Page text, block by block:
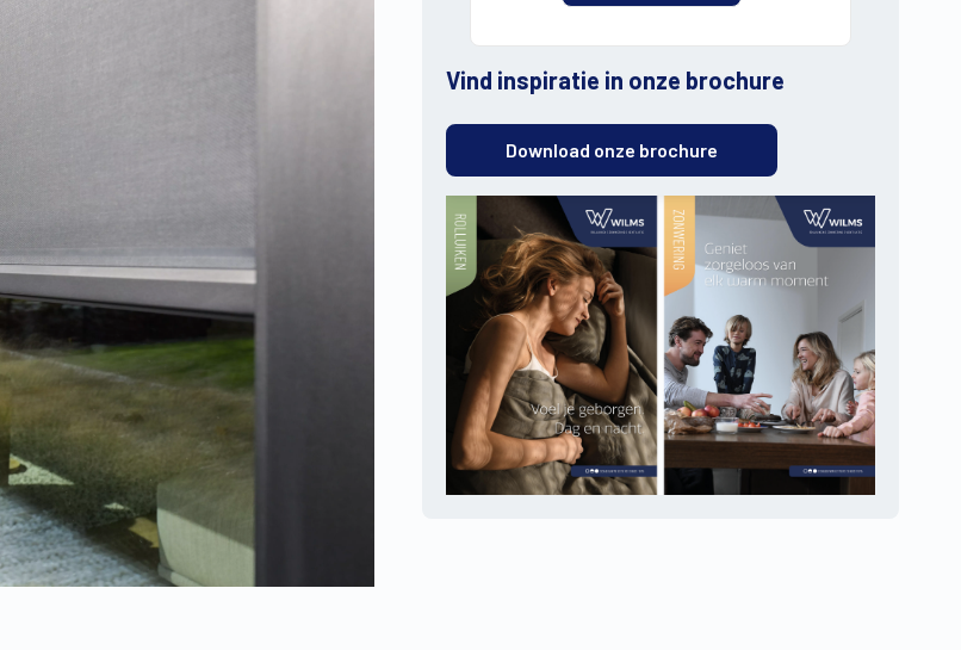
Vind inspiratie in onze brochure
Download onze brochure